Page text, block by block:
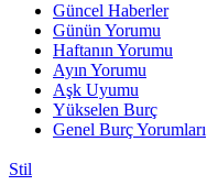
Güncel Haberler
Günün Yorumu
Haftanın Yorumu
Ayın Yorumu
Aşk Uyumu
Yükselen Burç
Genel Burç Yorumları
Stil